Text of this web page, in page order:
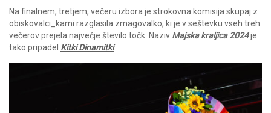
Na finalnem, tretjem, večeru izbora je strokovna komisija skupaj z
obiskovalci_kami razglasila zmagovalko, ki je v seštevku vseh treh
večerov prejela največje število točk. Naziv Majska kraljica 2024je
tako pripadel Kitki Dinamitki.